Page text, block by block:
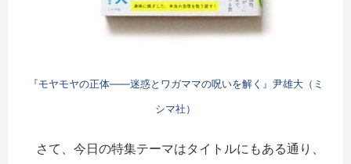
『モヤモヤの正体――迷惑とワガママの呪いを解く』尹雄大（ミ
シマ社）
さて、今日の特集テーマはタイトルにもある通り、